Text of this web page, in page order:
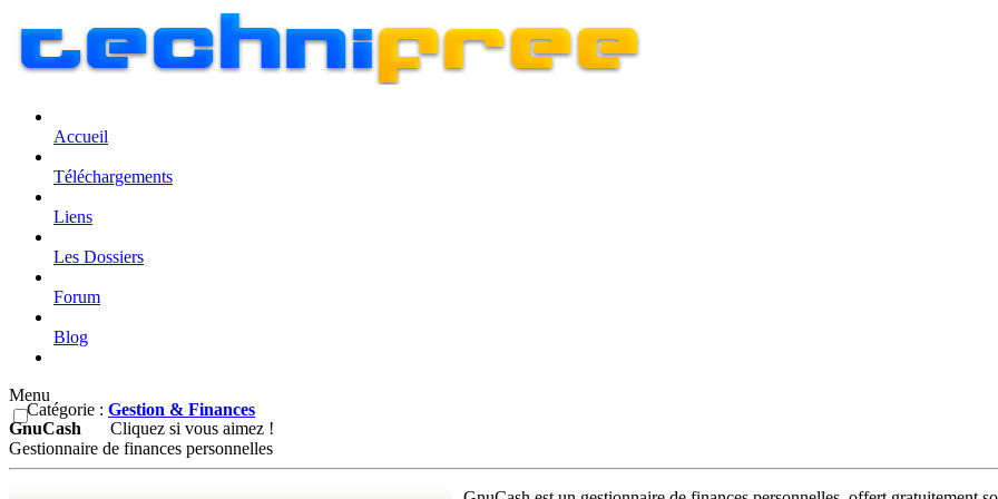
Accueil
Téléchargements
Liens
Les Dossiers
Forum
Blog
Menu
Catégorie : Gestion & Finances
GnuCash
Cliquez si vous aimez !
Gestionnaire de finances personnelles